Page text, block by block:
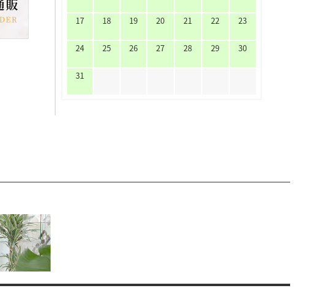
17 18 19 20 21 22 23
24 25 26 27 28 29 30
31